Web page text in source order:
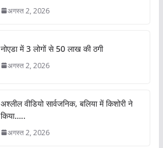
अगस्त 2, 2026
नोएडा में 3 लोगों से 50 लाख की ठगी
अगस्त 2, 2026
अश्लील वीडियो सार्वजनिक, बलिया में किशोरी ने
किया…..
अगस्त 2, 2026